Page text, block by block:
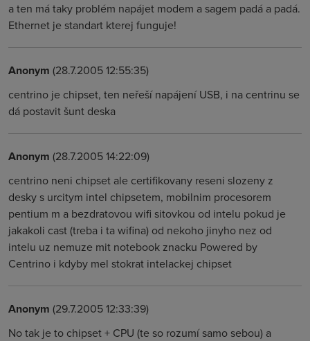
a ten má taky problém napájet modem a sagem padá a padá.
Ethernet je standart kterej funguje!
Anonym (28.7.2005 12:55:35)
centrino je chipset, ten neřeší napájení USB, i na centrinu se
dá postavit šunt deska
Anonym (28.7.2005 14:22:09)
centrino neni chipset ale certifikovany reseni slozeny z
desky s urcitym intel chipsetem, mobilnim procesorem
pentium m a bezdratovou wifi sitovkou od intelu pokud je
jakakoli cast (treba i ta wifina) od nekoho jinyho nez od
intelu uz nemuze mit notebook znacku Powered by
Centrino i kdyby mel stokrat intelackej chipset
Anonym (29.7.2005 12:33:39)
No tak je to chipset + CPU (te so rozumí samo sebou) a